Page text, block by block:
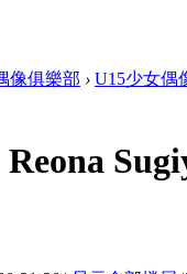
像俱樂部 › U15少女偶